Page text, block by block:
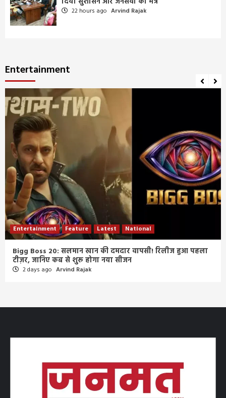
22 hours ago Arvind Rajak
Entertainment
Entertainment Feature Latest National
Bigg Boss 20: सलमान खान की दमदार वापसी! रिलीज हुआ पहला
टीज़र, जानिए कब से शुरू होगा नया सीजन
2 days ago Arvind Rajak